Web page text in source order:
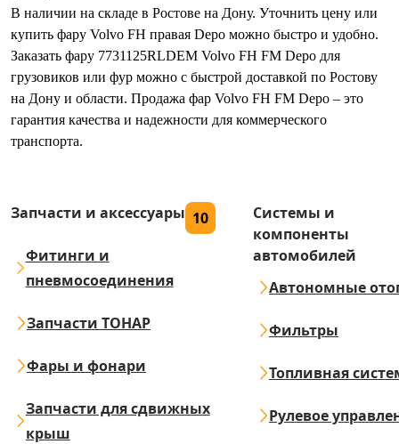
В наличии на складе в Ростове на Дону. Уточнить цену или
купить фару Volvo FH правая Depo можно быстро и удобно.
Заказать фару 7731125RLDEM Volvo FH FM Depo для
грузовиков или фур можно с быстрой доставкой по Ростову
на Дону и области. Продажа фар Volvo FH FM Depo – это
гарантия качества и надежности для коммерческого
транспорта.
Запчасти и аксессуары 10
Фитинги и
пневмосоединения
Запчасти ТОНАР
Фары и фонари
Запчасти для сдвижных
крыш
Системы и
компоненты
автомобилей
Автономные
Фильтры
Топливная
Рулевое